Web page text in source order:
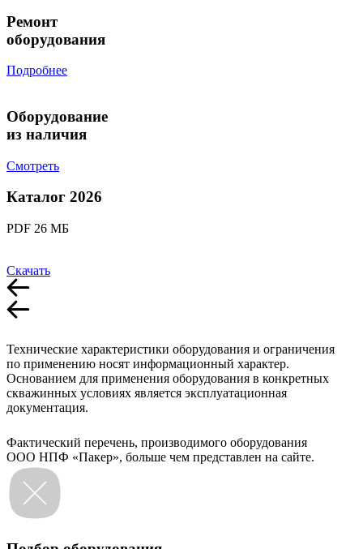
Ремонт
оборудования
Подробнее
Оборудование
из наличия
Смотреть
Каталог 2026
PDF 26 МБ
Скачать
Технические характеристики оборудования и ограничения
по применению носят информационный характер.
Основанием для применения оборудования в конкретных
скважинных условиях является эксплуатационная
документация.
Фактический перечень, производимого оборудования
ООО НПФ «Пакер», больше чем представлен на сайте.